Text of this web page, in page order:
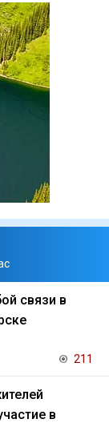
связи в
211
в